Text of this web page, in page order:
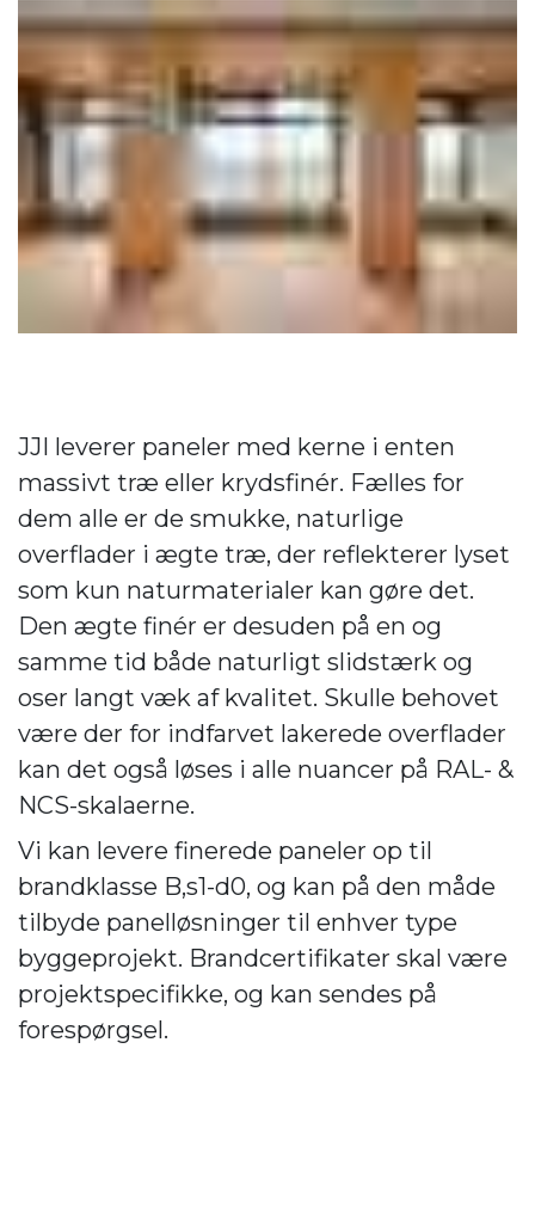
JJI leverer paneler med kerne i enten
massivt træ eller krydsfinér. Fælles for
dem alle er de smukke, naturlige
overflader i ægte træ, der reflekterer lyset
som kun naturmaterialer kan gøre det.
Den ægte finér er desuden på en og
samme tid både naturligt slidstærk og
oser langt væk af kvalitet. Skulle behovet
være der for indfarvet lakerede overflader
kan det også løses i alle nuancer på RAL- &
NCS-skalaerne.
Vi kan levere finerede paneler op til
brandklasse B,s1-d0, og kan på den måde
tilbyde panelløsninger til enhver type
byggeprojekt. Brandcertifikater skal være
projektspecifikke, og kan sendes på
forespørgsel.